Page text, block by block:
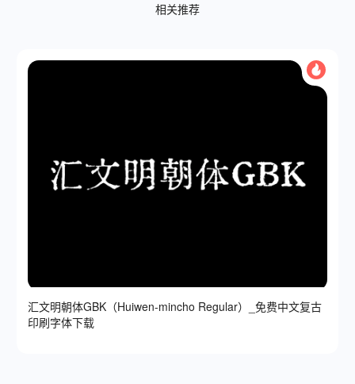
相关推荐
汇文明朝体GBK（Huiwen-mincho Regular）_免费中文复古
印刷字体下载